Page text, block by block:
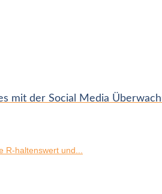
mit der Social Media
haltenswert und...